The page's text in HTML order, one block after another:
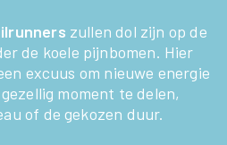
zullen dol zijn op de
de koele pijnbomen. Hier
excuus om nieuwe energie
moment te delen,
of de gekozen duur.